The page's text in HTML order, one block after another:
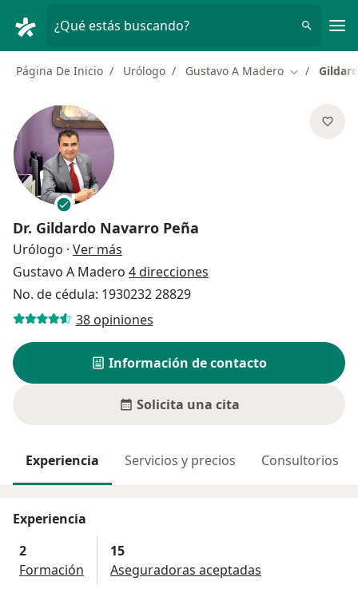
¿Qué estás buscando?
Página De Inicio Urólogo Gustavo A Madero Cambiar de
Dr. Gildardo Navarro Peña
Urólogo · Ver más
Gustavo A Madero 4 direcciones
No. de cédula: 1930232 28829
38 opiniones
Información de contacto
Solicita una cita
Experiencia Servicios y precios Consultorios
Experiencia
2
Formación
15
Aseguradoras aceptadas